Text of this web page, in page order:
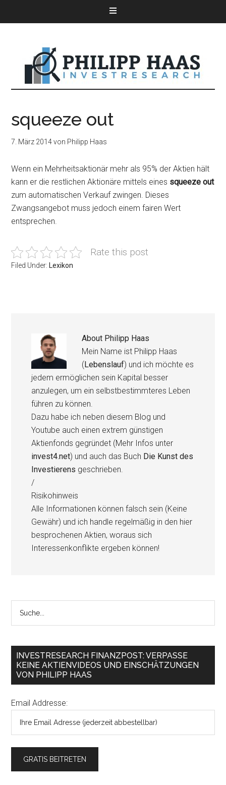
squeeze out
7. März 2014von Philipp Haas
Wenn ein Mehrheitsaktionär mehr als 95% der Aktien hält
kann er die restlichen Aktionäre mittels eines squeeze out
zum automatischen Verkauf zwingen. Dieses
Zwangsangebot muss jedoch einem fairen Wert
entsprechen.
Rate this post
Filed Under: Lexikon
About Philipp Haas
Mein Name ist Philipp Haas
(Lebenslauf) und ich möchte es
jedem ermöglichen sein Kapital besser
anzulegen, um ein selbstbestimmteres Leben
führen zu können.
Dazu habe ich neben diesem Blog und
Youtube auch einen extrem günstigen
Aktienfonds gegründet (Mehr Infos unter
invest4.net) und auch das Buch Die Kunst des
Investierens geschrieben.
/
Risikohinweis
Alle Informationen können falsch sein (Keine
Gewähr) und ich handle regelmäßig in den hier
besprochenen Aktien, woraus sich
Interessenkonflikte ergeben können!
INVESTRESEARCH FINANZPOST: VERPASSE
KEINE AKTIENVIDEOS UND EINSCHÄTZUNGEN
VON PHILIPP HAAS
Email Addresse: